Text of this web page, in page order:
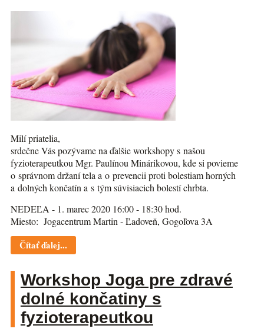
Milí priatelia,
srdečne Vás pozývame na ďalšie workshopy s našou
fyzioterapeutkou Mgr. Paulínou Minárikovou, kde si povieme
o správnom držaní tela a o prevencii proti bolestiam horných
a dolných končatín a s tým súvisiacich bolestí chrbta.
NEDEĽA - 1. marec 2020 16:00 - 18:30 hod.
Miesto: Jogacentrum Martin - Ľadoveň, Gogoľova 3A
Čítať ďalej...
Workshop Joga pre zdravé
dolné končatiny s
fyzioterapeutkou